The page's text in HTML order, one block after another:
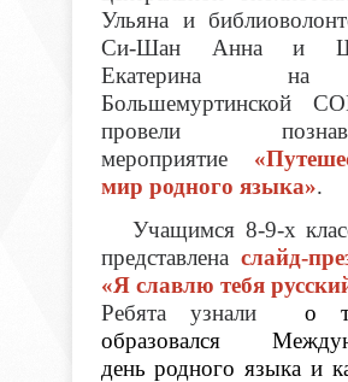
Ульяна и
Си-Шан Анна и
Екатерина
провели
мероприятие
мир родного языка».
Учащимся 8-9-х
представленаслайд-
«Я славлю тебя
Ребята узнали
о
образовался
день родного языка и